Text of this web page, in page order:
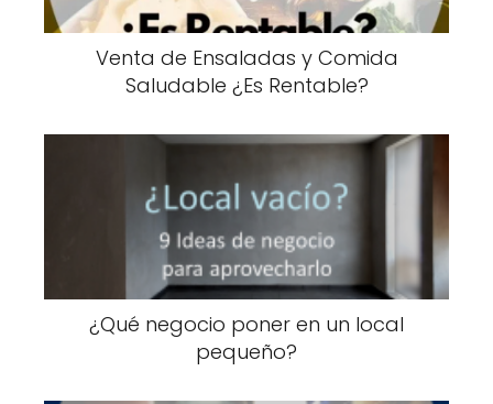
Venta de Ensaladas y Comida
Saludable ¿Es Rentable?
¿Qué negocio poner en un local
pequeño?